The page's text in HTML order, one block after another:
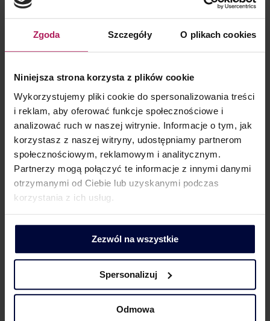
Zgoda Szczegóły O plikach cookies
Niniejsza strona korzysta z plików cookie
Wykorzystujemy pliki cookie do spersonalizowania treści
i reklam, aby oferować funkcje społecznościowe i
analizować ruch w naszej witrynie. Informacje o tym, jak
korzystasz z naszej witryny, udostępniamy partnerom
społecznościowym, reklamowym i analitycznym.
Partnerzy mogą połączyć te informacje z innymi danymi
otrzymanymi od Ciebie lub uzyskanymi podczas
korzystania z ich usług.
Zezwól na wszystkie
Spersonalizuj
Odmowa
opodatkowaniu według stawki 19% wyłącznie
w sytuacji, w której spółka utraci prawo
przez okres co najmniej czterech lat podatkowych,
Podsumowanie
Korekta wstępna w estońskim CIT stanowi
obowiązkowe obliczenie różnicy pomiędzy
rachunkowym a podatkowym ujęciem przychodów
i kosztów, która może skutkować podatkiem
albo nie. Poprawne sporządzenie korekty wstępnej
a także prawidłowego wypełnienia informacji
CIT/KW. Korekta wstępna nie prowadzi
do faktycznego opodatkowania, szczególnie jeśli
przez co najmniej cztery lata podatkowe.